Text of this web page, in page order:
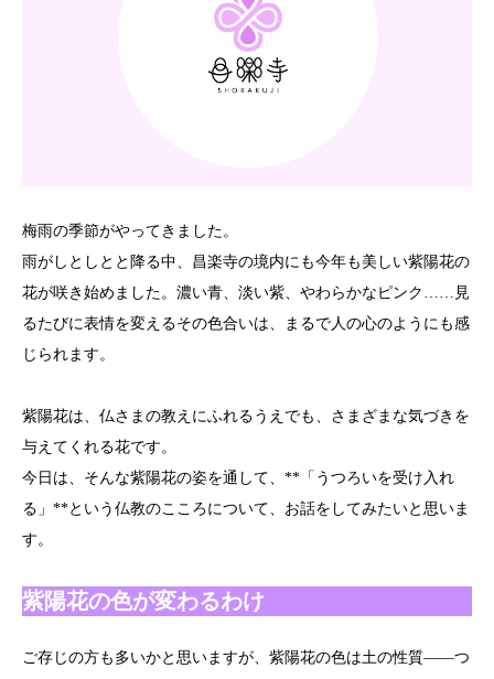
梅雨の季節がやってきました。
雨がしとしとと降る中、昌楽寺の境内にも今年も美しい紫陽花の
花が咲き始めました。濃い青、淡い紫、やわらかなピンク……見
るたびに表情を変えるその色合いは、まるで人の心のようにも感
じられます。
紫陽花は、仏さまの教えにふれるうえでも、さまざまな気づきを
与えてくれる花です。
今日は、そんな紫陽花の姿を通して、**「うつろいを受け入れ
る」**という仏教のこころについて、お話をしてみたいと思いま
す。
紫陽花の色が変わるわけ
ご存じの方も多いかと思いますが、紫陽花の色は土の性質――つ